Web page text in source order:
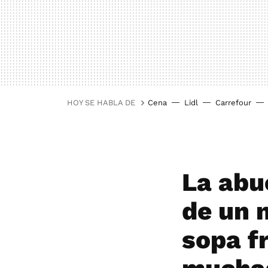
HOY SE HABLA DE Cena Lidl Carrefour
La
de un
sopa